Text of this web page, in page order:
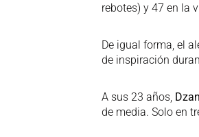
rebotes) y 47 en la
De igual forma, el
de inspiración
A sus 23 años,
de media. Solo en